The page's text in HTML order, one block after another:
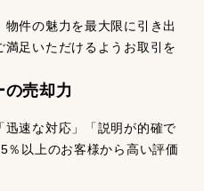
件の魅力を最大限に引き出
満足いただけるようお取引を
の売却力
速な対応」「説明が的確で
％以上のお客様から高い評価